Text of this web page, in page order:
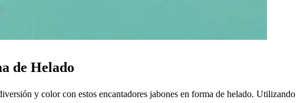
de Helado
y color con estos encantadores jabones en forma de helado. Utilizando